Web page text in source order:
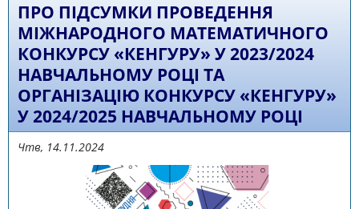
ПРО ПІДСУМКИ ПРОВЕДЕННЯ
МІЖНАРОДНОГО МАТЕМАТИЧНОГО
КОНКУРСУ «КЕНГУРУ» У 2023/2024
НАВЧАЛЬНОМУ РОЦІ ТА
ОРГАНІЗАЦІЮ КОНКУРСУ «КЕНГУРУ»
У 2024/2025 НАВЧАЛЬНОМУ РОЦІ
Чтв, 14.11.2024